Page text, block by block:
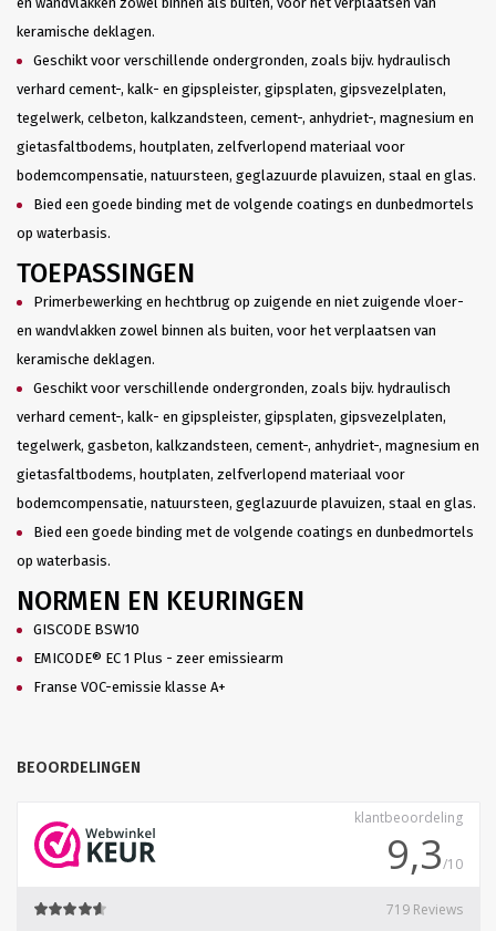
keramische deklagen.
Geschikt voor verschillende ondergronden, zoals bijv. hydraulisch
verhard cement-, kalk- en gipspleister, gipsplaten, gipsvezelplaten,
tegelwerk, celbeton, kalkzandsteen, cement-, anhydriet-, magnesium en
gietasfaltbodems, houtplaten, zelfverlopend materiaal voor
bodemcompensatie, natuursteen, geglazuurde plavuizen, staal en glas.
Bied een goede binding met de volgende coatings en dunbedmortels
op waterbasis.
TOEPASSINGEN
Primerbewerking en hechtbrug op zuigende en niet zuigende vloer-
en wandvlakken zowel binnen als buiten, voor het verplaatsen van
keramische deklagen.
Geschikt voor verschillende ondergronden, zoals bijv. hydraulisch
verhard cement-, kalk- en gipspleister, gipsplaten, gipsvezelplaten,
tegelwerk, gasbeton, kalkzandsteen, cement-, anhydriet-, magnesium en
gietasfaltbodems, houtplaten, zelfverlopend materiaal voor
bodemcompensatie, natuursteen, geglazuurde plavuizen, staal en glas.
Bied een goede binding met de volgende coatings en dunbedmortels
op waterbasis.
NORMEN EN KEURINGEN
GISCODE BSW10
EMICODE® EC 1 Plus - zeer emissiearm
Franse VOC-emissie klasse A+
BEOORDELINGEN